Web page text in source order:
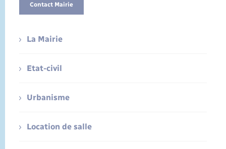
Contact Mairie
La Mairie
Etat-civil
Urbanisme
Location de salle